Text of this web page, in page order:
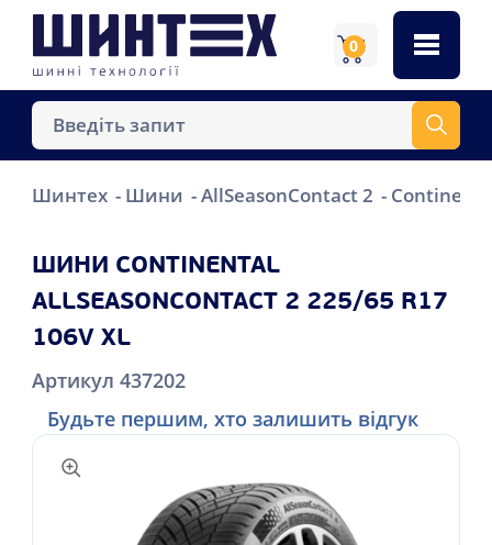
0
Шинтех Шини AllSeasonContact 2
ШИНИ CONTINENTAL
ALLSEASONCONTACT 2 225/65 R17
106V XL
Артикул 437202
Будьте першим, хто залишить відгук